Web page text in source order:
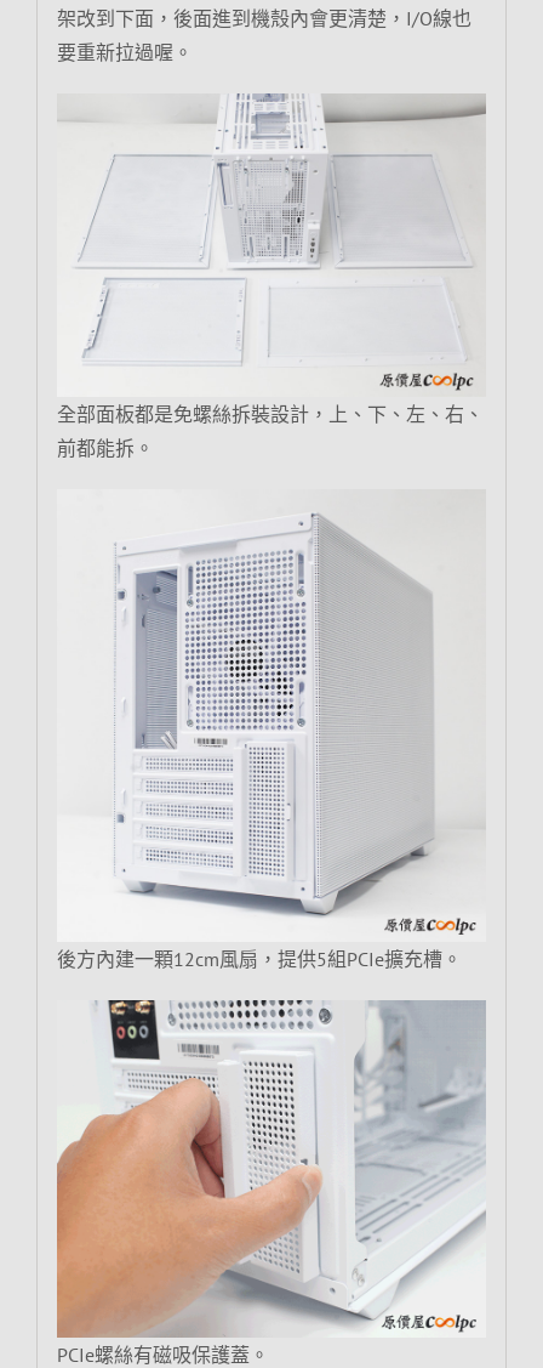
架改到下面，後面進到機殼內會更清楚，I/O線也
要重新拉過喔。
全部面板都是免螺絲拆裝設計，上、下、左、右、
前都能拆。
後方內建一顆12cm風扇，提供5組PCIe擴充槽。
PCIe螺絲有磁吸保護蓋。